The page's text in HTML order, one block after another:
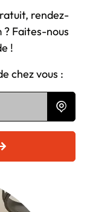
rendez-
? Faites-nous
!
chez vous :